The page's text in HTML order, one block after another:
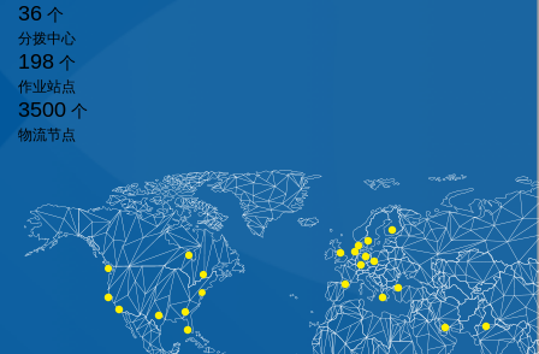
36 个
分拨中心
198 个
作业站点
3500 个
物流节点